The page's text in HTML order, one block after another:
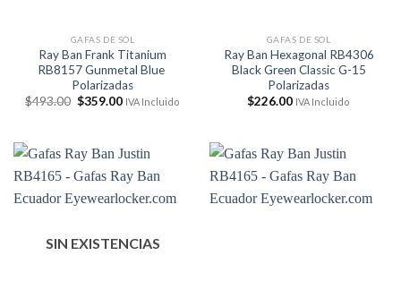
GAFAS DE SOL
Ray Ban Frank Titanium
RB8157 Gunmetal Blue
Polarizadas
$493.00 El
$493.00.
$359.00El
$359.00.
IVA Incluido
GAFAS DE SOL
Ray Ban Hexagonal RB4306
Black Green Classic G-15
Polarizadas
$226.00 IVA Incluido
SIN EXISTENCIAS